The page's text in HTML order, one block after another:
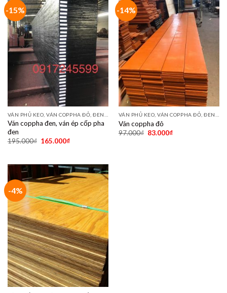
-15%
Ván coppha đen, ván ép cốp pha
đen
195.000₫ 165.000₫
-14%
Ván coppha đỏ
97.000₫ 83.000₫
-4%